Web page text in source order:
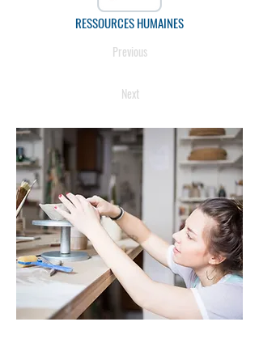
RESSOURCES HUMAINES
Previous
Next